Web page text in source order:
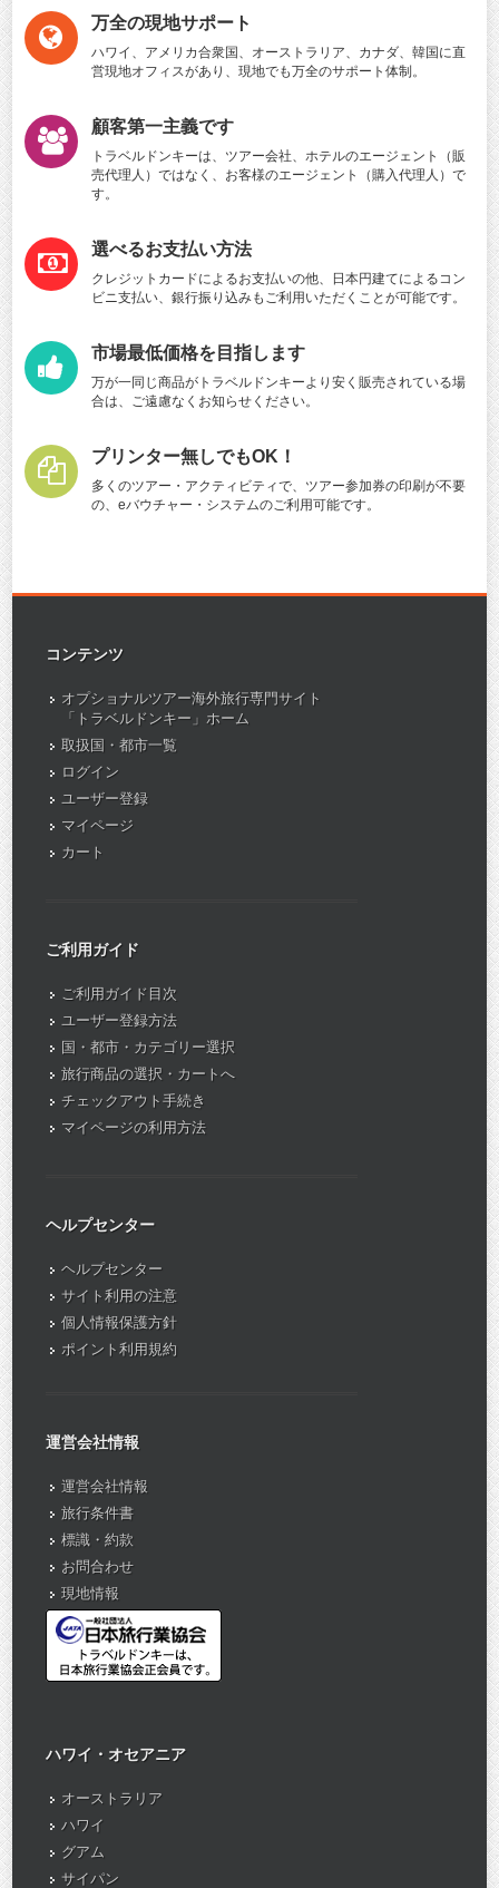
万全の現地サポート
ハワイ、アメリカ合衆国、オーストラリア、カナダ、韓国に直
営現地オフィスがあり、現地でも万全のサポート体制。
顧客第一主義です
トラベルドンキーは、ツアー会社、ホテルのエージェント（販
売代理人）ではなく、お客様のエージェント（購入代理人）で
す。
選べるお支払い方法
クレジットカードによるお支払いの他、日本円建てによるコン
ビニ支払い、銀行振り込みもご利用いただくことが可能です。
市場最低価格を目指します
万が一同じ商品がトラベルドンキーより安く販売されている場
合は、ご遠慮なくお知らせください。
プリンター無しでもOK！
多くのツアー・アクティビティで、ツアー参加券の印刷が不要
の、eバウチャー・システムのご利用可能です。
コンテンツ
オプショナルツアー海外旅行専門サイト
「トラベルドンキー」ホーム
取扱国・都市一覧
ログイン
ユーザー登録
マイページ
カート
ご利用ガイド
ご利用ガイド目次
ユーザー登録方法
国・都市・カテゴリー選択
旅行商品の選択・カートへ
チェックアウト手続き
マイページの利用方法
ヘルプセンター
ヘルプセンター
サイト利用の注意
個人情報保護方針
ポイント利用規約
運営会社情報
運営会社情報
旅行条件書
標識・約款
お問合わせ
現地情報
ハワイ・オセアニア
オーストラリア
ハワイ
グアム
サイパン